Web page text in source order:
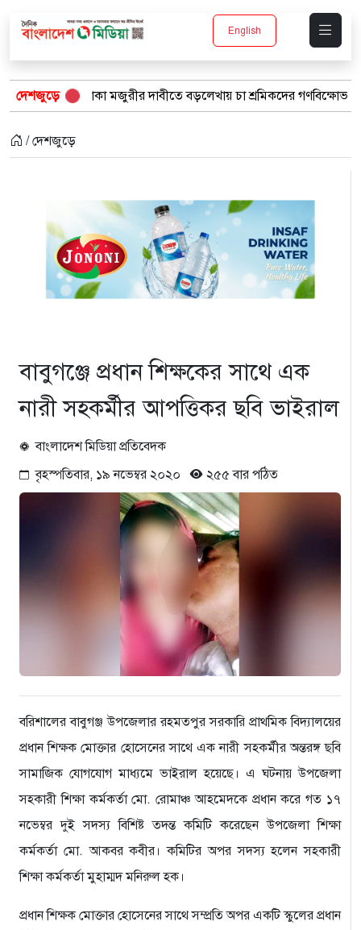
English
দেশজুড়ে
মজুরীর দাবীতে বড়লেখায় চা শ্রমিকদের গণবিক্ষোভ “১/১১-তে
/ দেশজুড়ে
বাবুগঞ্জে প্রধান শিক্ষকের সাথে এক
নারী সহকর্মীর আপত্তিকর ছবি ভাইরাল
বাংলাদেশ মিডিয়া প্রতিবেদক
বৃহস্পতিবার, ১৯ নভেম্বর ২০২০
২৫৫ বার পঠিত
বরিশালের বাবুগঞ্জ উপজেলার রহমতপুর সরকারি প্রাথমিক বিদ্যালয়ের
প্রধান শিক্ষক মোক্তার হোসেনের সাথে এক নারী সহকর্মীর অন্তরঙ্গ ছবি
সামাজিক যোগযোগ মাধ্যমে ভাইরাল হয়েছে। এ ঘটনায় উপজেলা
সহকারী শিক্ষা কর্মকর্তা মো. রোমাঞ্চ আহমেদকে প্রধান করে গত ১৭
নভেম্বর দুই সদস্য বিশিষ্ট তদন্ত কমিটি করেছেন উপজেলা শিক্ষা
কর্মকর্তা মো. আকবর কবীর। কমিটির অপর সদস্য হলেন সহকারী
শিক্ষা কর্মকর্তা মুহাম্মদ মনিরুল হক।
প্রধান শিক্ষক মোক্তার হোসেনের সাথে সম্প্রতি অপর একটি স্কুলের প্রধান